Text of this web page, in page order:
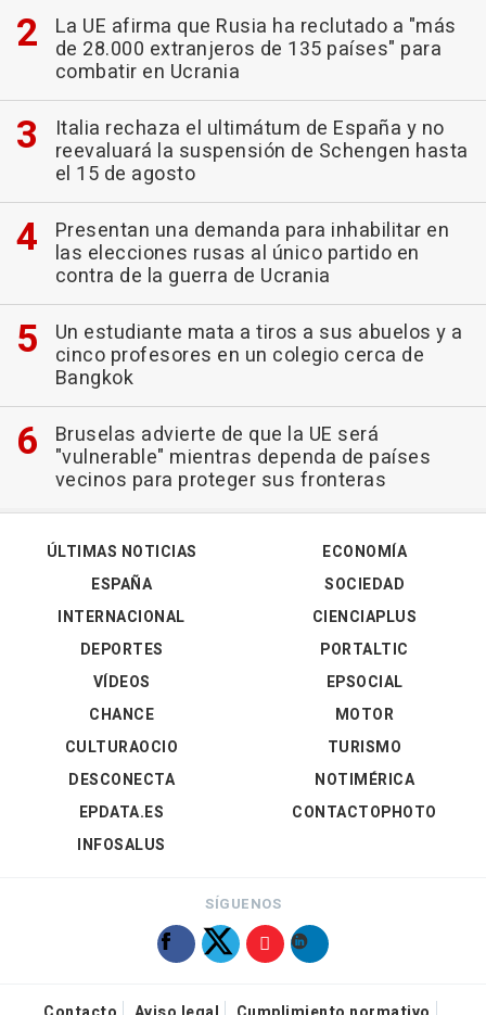
La UE afirma que Rusia ha reclutado a "más
de 28.000 extranjeros de 135 países" para
combatir en Ucrania
Italia rechaza el ultimátum de España y no
reevaluará la suspensión de Schengen hasta
el 15 de agosto
Presentan una demanda para inhabilitar en
las elecciones rusas al único partido en
contra de la guerra de Ucrania
Un estudiante mata a tiros a sus abuelos y a
cinco profesores en un colegio cerca de
Bangkok
Bruselas advierte de que la UE será
"vulnerable" mientras dependa de países
vecinos para proteger sus fronteras
ÚLTIMAS NOTICIAS
ESPAÑA
INTERNACIONAL
DEPORTES
VÍDEOS
ECONOMÍA
SOCIEDAD
CIENCIAPLUS
PORTALTIC
EPSOCIAL
CHANCE
CULTURAOCIO
DESCONECTA
EPDATA.ES
INFOSALUS
MOTOR
TURISMO
NOTIMÉRICA
CONTACTOPHOTO
SÍGUENOS